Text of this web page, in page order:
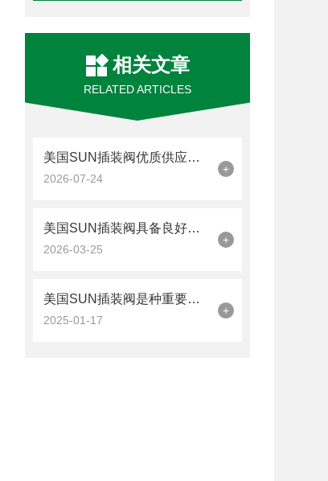
相关文章
RELATED ARTICLES
美国SUN插装阀优质供应商选择指南
2026-07-24
+
美国SUN插装阀具备良好的耐磨、耐冲击和抗疲劳性能
2026-03-25
+
美国SUN插装阀是种重要的液压控制元件
2025-01-17
+